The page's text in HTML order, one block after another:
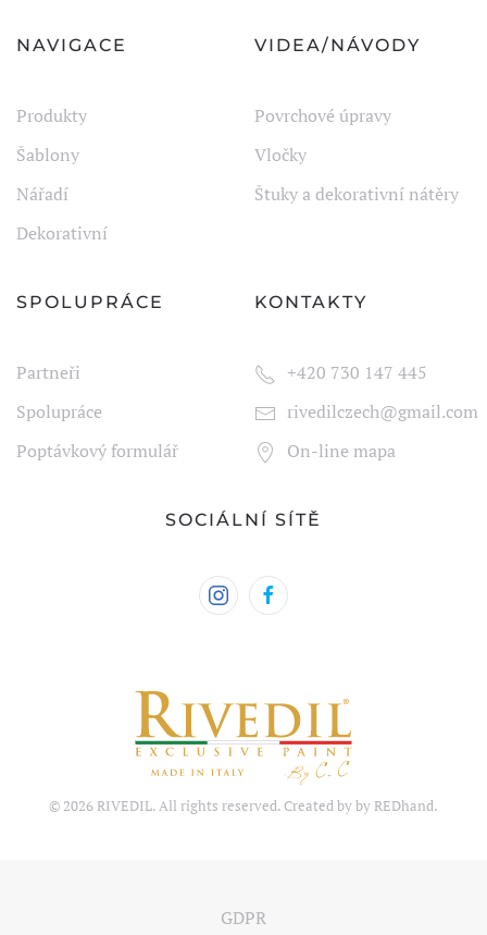
NAVIGACE
Produkty
Šablony
Nářadí
Dekorativní
VIDEA/NÁVODY
Povrchové úpravy
Vločky
Štuky a dekorativní nátěry
SPOLUPRÁCE
Partneři
Spolupráce
Poptávkový formulář
KONTAKTY
+420 730 147 445
rivedilczech@gmail.com
On-line mapa
SOCIÁLNÍ SÍTĚ
© 2026 RIVEDIL. All rights reserved. Created by by REDhand.
GDPR